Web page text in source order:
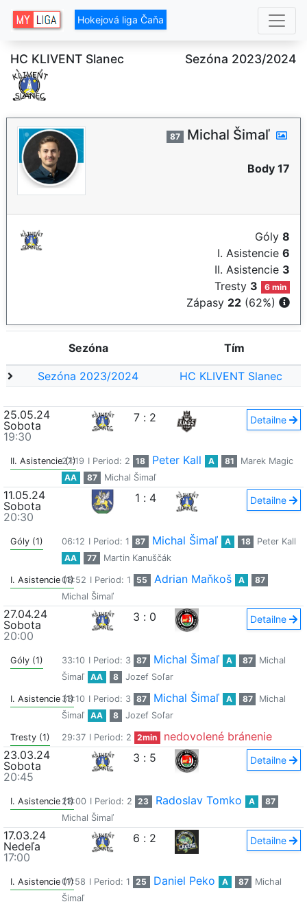
Hokejová liga Čaňa
HC KLIVENT Slanec Sezóna 2023/2024
87 Michal Šimaľ
Body 17
Góly 8
I. Asistencie 6
II. Asistencie 3
Tresty 3 6 min
Zápasy 22 (62%)
Sezóna Tím
Sezóna 2023/2024 HC KLIVENT Slanec
25.05.24
Sobota
19:30
7 : 2 Detailne
II. Asistencie (1)
27:19 I Period: 2 18 Peter Kall A 81
Marek Magic
AA
87 Michal Šimaľ
11.05.24
Sobota
20:30
1 : 4 Detailne
Góly (1) 06:12 I Period: 1 87 Michal Šimaľ A 18
Peter Kall
AA
77 Martin Kanuščák
I. Asistencie (1)08:52 I Period: 1 55 Adrian Maňkoš A
87
Michal Šimaľ
27.04.24
Sobota
20:00
3 : 0 Detailne
Góly (1) 33:10 I Period: 3 87 Michal Šimaľ A 87
Michal
Šimaľ
AA 8 Jozef Soľar
I. Asistencie (1)33:10 I Period: 3 87 Michal Šimaľ A 87
Michal
Šimaľ
AA 8 Jozef Soľar
Tresty (1) 29:37 I Period: 2 2min
nedovolené bránenie
23.03.24
Sobota
20:45
3 : 5 Detailne
I. Asistencie (1)28:00 I Period: 2 23 Radoslav Tomko A
87
Michal Šimaľ
17.03.24
Nedeľa
17:00
6 : 2 Detailne
I. Asistencie (1)07:58 I Period: 1 25 Daniel Peko A 87
Michal
Šimaľ